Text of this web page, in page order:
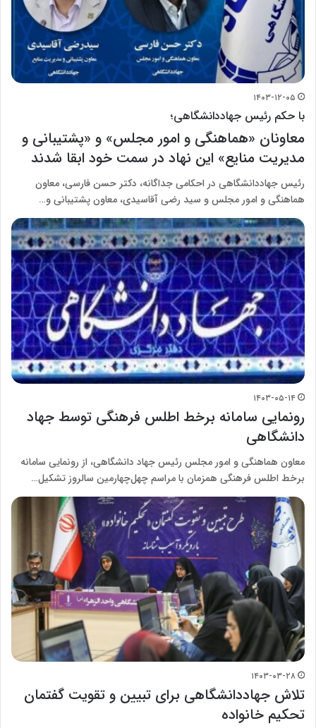
۱۴۰۳-۱۲-۰۵
با حکم رئیس جهاددانشگاهی؛
معاونان «هماهنگی و امور مجلس» و «پشتیبانی و
مدیریت منایع» این نهاد در سمت خود ابقا شدند
رئیس جهاددانشگاهی در احکامی جداگانه، دکتر حسن فارسی، معاون
هماهنگی و امور مجلس و سید رضی آقاسیدی، معاون پشتیبانی و…
۱۴۰۳-۰۵-۱۴
رونمایی سامانه برخط اطلس فرهنگی توسط جهاد
دانشگاهی
معاون هماهنگی و امور مجلس رئیس جهاد دانشگاهی، از رونمایی سامانه
برخط اطلس فرهنگی همزمان با مراسم چهل‌چهارمین سالروز تشکیل…
۱۴۰۳-۰۳-۲۸
تلاش جهاددانشگاهی برای تبیین و تقویت گفتمان
تحکیم خانواده